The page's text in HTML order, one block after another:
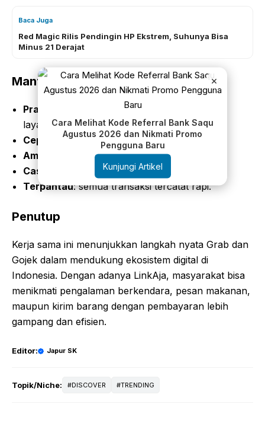
Baca Juga
Red Magic Rilis Pendingin HP Ekstrem, Suhunya Bisa
Minus 21 Derajat
Manfaat Utama Integrasi LinkAja
Praktis
: sekali taut bisa digunakan di semua
layanan.
Cepat
: pembayaran instan tanpa ribet.
Aman
: dilengkapi PIN dan OTP.
Cashless
: cocok untuk gaya hidup digital.
Terpantau: semua transaksi tercatat rapi.
Penutup
Kerja sama ini menunjukkan langkah nyata Grab dan
Gojek dalam mendukung ekosistem digital di
Indonesia. Dengan adanya LinkAja, masyarakat bisa
menikmati pengalaman berkendara, pesan makanan,
maupun kirim barang dengan pembayaran lebih
gampang dan efisien.
Editor: Japur SK
Topik/Niche: DISCOVER TRENDING
×
Cara Melihat Kode Referral Bank Saqu
Agustus 2026 dan Nikmati Promo
Pengguna Baru
Kunjungi Artikel